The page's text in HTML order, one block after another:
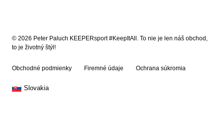
© 2026 Peter Paluch KEEPERsport #KeepItAll. To nie je len náš obchod,
to je životný štýl!
Obchodné podmienky Firemné údaje Ochrana súkromia
Slovakia